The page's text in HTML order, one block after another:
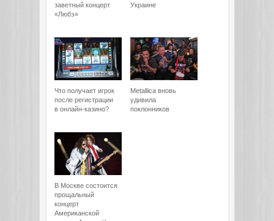
заветный концерт
«Любэ»
Украине
Что получает игрок
после регистрации
в онлайн-казино?
Metallica вновь
удивила
поклонников
В Москве состоится
прощальный
концерт
Американской